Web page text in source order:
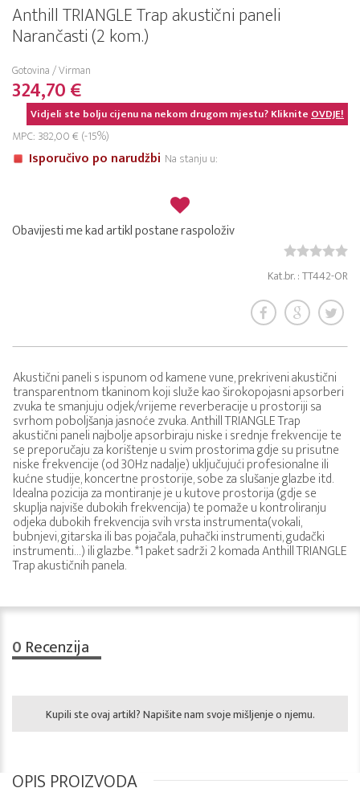
Anthill TRIANGLE Trap akustični paneli
Narančasti (2 kom.)
Gotovina / Virman
324,70 €
Vidjeli ste bolju cijenu na nekom drugom mjestu? KlikniteOVDJE!
MPC: 382,00 € (-15%)
Isporučivo po narudžbi Na stanju u:
Obavijesti me kad artikl postane raspoloživ
Kat.br. : TT442-OR
Akustični paneli s ispunom od kamene vune, prekriveni akustični
transparentnom tkaninom koji služe kao širokopojasni apsorberi
zvuka te smanjuju odjek/vrijeme reverberacije u prostoriji sa
svrhom poboljšanja jasnoće zvuka. Anthill TRIANGLE Trap
akustični paneli najbolje apsorbiraju niske i srednje frekvencije te
se preporučaju za korištenje u svim prostorima gdje su prisutne
niske frekvencije (od 30Hz nadalje) uključujući profesionalne ili
kućne studije, koncertne prostorije, sobe za slušanje glazbe itd.
Idealna pozicija za montiranje je u kutove prostorija (gdje se
skuplja najviše dubokih frekvencija) te pomaže u kontroliranju
odjeka dubokih frekvencija svih vrsta instrumenta(vokali,
bubnjevi, gitarska ili bas pojačala, puhački instrumenti, gudački
instrumenti…) ili glazbe. *1 paket sadrži 2 komada Anthill TRIANGLE
Trap akustičnih panela.
0 Recenzija
Kupili ste ovaj artikl? Napišite nam svoje mišljenje o njemu.
OPIS PROIZVODA